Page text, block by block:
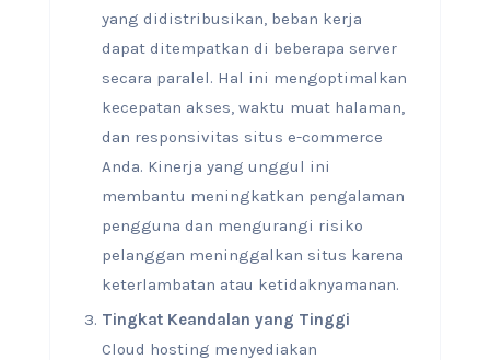
yang didistribusikan, beban kerja
dapat ditempatkan di beberapa server
secara paralel. Hal ini mengoptimalkan
kecepatan akses, waktu muat halaman,
dan responsivitas situs e-commerce
Anda. Kinerja yang unggul ini
membantu meningkatkan pengalaman
pengguna dan mengurangi risiko
pelanggan meninggalkan situs karena
keterlambatan atau ketidaknyamanan.
Tingkat Keandalan yang Tinggi
Cloud hosting menyediakan